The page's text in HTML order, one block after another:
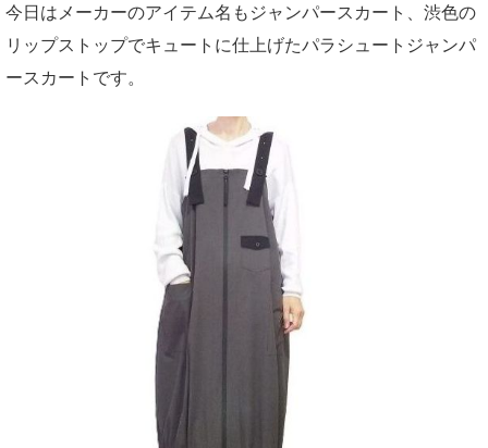
今日はメーカーのアイテム名もジャンパースカート、渋色の
リップストップでキュートに仕上げたパラシュートジャンパ
ースカートです。